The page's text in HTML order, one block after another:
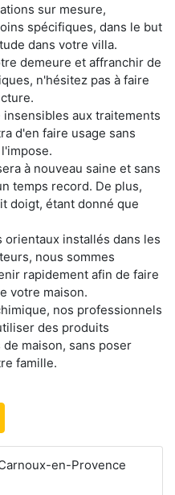
sur mesure,
spécifiques, dans le but
dans votre villa.
demeure et affranchir de
n'hésitez pas à faire
aux traitements
d'en faire usage sans
à nouveau saine et sans
temps record. De plus,
doigt, étant donné que
orientaux installés dans les
nous sommes
rapidement afin de faire
votre maison.
nos professionnels
des produits
maison, sans poser
famille.
en-Provence